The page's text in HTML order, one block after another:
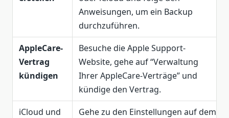
Anweisungen, um ein Backup
durchzuführen.
AppleCare-
Vertrag
kündigen
Besuche die Apple Support-
Website, gehe auf “Verwaltung
Ihrer AppleCare-Verträge” und
kündige den Vertrag.
iCloud und
Gehe zu den Einstellungen auf dem